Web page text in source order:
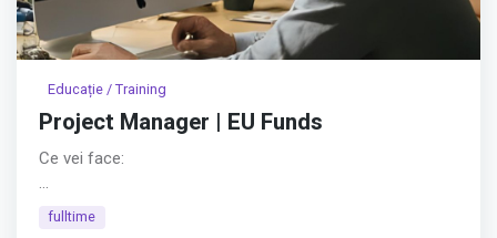
Educație / Training
Project Manager | EU Funds
Ce vei face:
👥 Vei conduce echipa de proiect – vei coordona
fulltime